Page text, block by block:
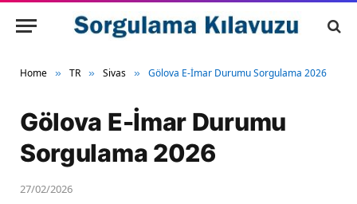
Home » TR » Sivas » Gölova E-İmar Durumu Sorgulama 2026
Gölova E-İmar Durumu
Sorgulama 2026
27/02/2026